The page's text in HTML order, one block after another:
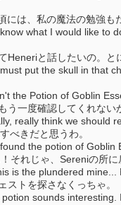
は、私の魔法の勉強も
what I would like
Heneriと話したいの。と
put the skull in that
the Potion of Goblin
う一度確認してくれない
really think we should
べきだと思うわ。
the potion of
それじゃ、Sereniの所に
is the plundered
トを探さなくっちゃ。
sounds